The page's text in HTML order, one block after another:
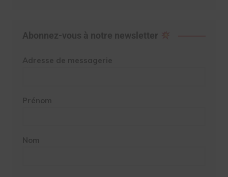
Abonnez-vous à notre newsletter
Adresse de messagerie
Prénom
Nom